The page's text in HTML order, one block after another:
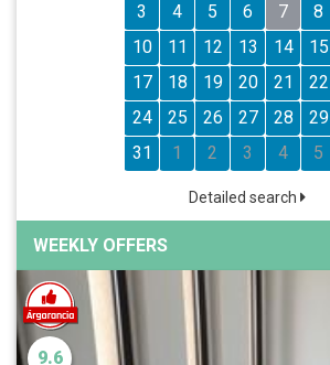
3
4 5 6 7 8
10
11 12 13 14 15
17
18 19 20 21 22
24
25 26 27 28 29
31
1 2 3 4 5
Detailed search
WEEKLY OFFERS
9.6